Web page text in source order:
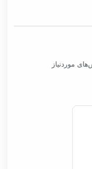
موردنیاز